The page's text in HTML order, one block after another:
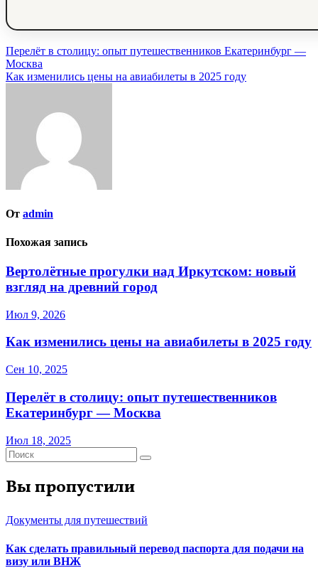
Навигация
по
Перелёт в столицу: опыт путешественников Екатеринбург —
Москва
Как изменились цены на авиабилеты в 2025 году
От admin
Похожая запись
Вертолётные прогулки над Иркутском: новый
взгляд на древний город
Июл 9, 2026
Как изменились цены на авиабилеты в 2025 году
Сен 10, 2025
Перелёт в столицу: опыт путешественников
Екатеринбург — Москва
Июл 18, 2025
Вы пропустили
Документы для путешествий
Как сделать правильный перевод паспорта для подачи на
визу или ВНЖ